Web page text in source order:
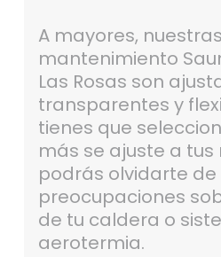
A mayores,
mantenimiento
Las Rosas son
transparentes y
tienes que
más se ajuste a
podrás olvidarte de
preocupaciones
de tu caldera o
aerotermia.